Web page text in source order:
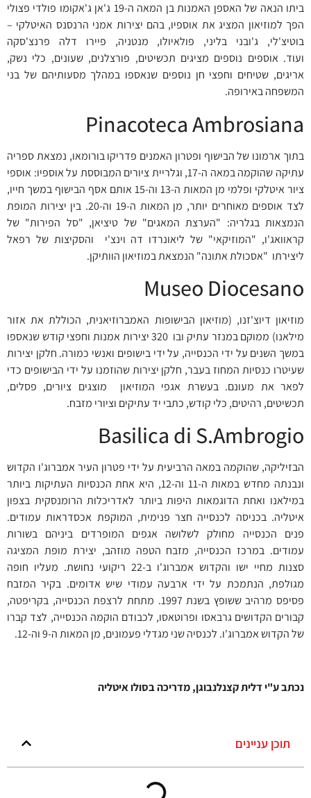
ביתו הנאה של האספן האמנות בן המאה ה-19 ג'אן ג'אקומו פולדי פצולי
הפך למוזיאון המציג את אוספיו, בהם יצירות אמני הרנסנס האיטלקי –
בוטיצ'לי, ג'ובני בליני, פולאיולו, מנטניה, פיירו דלה פרנצ'סקה
ועוד. אוספים נוספים מציגים תכשיטים, פורצלנים, שעונים, כלי נשק,
אריגים, שטיחים וחפצי חן נוספים שנאספו במהלך מסעותיהם של בני
המשפחה באירופה.
Pinacoteca Ambrosiana
בתוך ארמונו של הבישוף ופטרון האמנים פדריקו בורומאו, נמצאת ספריה
עתיקה שהוקמה במאה ה-17, וגלריית ציורים המבוססת על אוספיו: אוספי
ציור איטלקי ופלמי מן המאות ה-13 וה-15 אותם אסף הבישוף במשך חייו,
לצד אוספים מאוחרים יותר, מן המאות ה-19 וה-20. בין יצירות המופת
הנמצאות בגלריה: "הערצת המאגים" של טיציאן, "סל הפירות" של
קראוואג'ו, "המוזיקאי" של ליאונרדו דה וינצ'י והסקיצות של רפאל
ליצירתו "אסכולת אתונה" הנמצאת במוזיאון הוותיקן.
Museo Diocesano
מוזיאון דיוצ'זנו, (מוזיאון הבישופות האמברוזיאנית, הכוללת את אזור
מילאנו) ממוקם במנזר עתיק ובו 320 יצירות אמנות וחפצי קודש שנאספו
במשך השנים על ידי הכנסייה, על ידי בישופים ואנשי כמורה. חלקן יצירות
שעיטרו כנסיות המחוז בעבר, חלקן יצירות שהוזמנו על ידי הבישופים כדי
לפאר את מעונם. בעשרת אגפי המוזיאון מוצגים ציורים, פסלים,
תכשיטים, רהיטים, כלי קודש, כתבי יד עתיקים וציורי מזבח.
Basilica di S.Ambrogio
הבזיליקה, שהוקמה במאה הרביעית על ידי פטרון העיר אמברוג'ו הקדוש
ונבנתה מחדש במאות ה-11 וה-12, היא אחת הכנסיות העתיקות ביותר
במילאנו ואחת הדוגמאות היפות ביותר לאדריכלות הרומנסקית בצפון
איטליה. בכניסה לכנסייה חצר פנימית, המוקפת אכסדראות עמודים.
פנים הכנסייה מחולק לשלושה אגפים המופרדים ביניהם בשורות
עמודים. במרכז הכנסייה, מזבח הטפה מוזהב, יצירת מופת המציגה
סצנות מחיי ישו והקדוש אמברוג'ו ב-22 ריקועי נחושת. מעליו חופה
מגולפת, הנתמכת על ידי ארבעה עמודי שיש אדומים. בקיר המזבח
פסיפס מרהיב ששופץ בשנת 1997. מתחת לרצפת הכנסייה, בקריפטה,
קבורים הקדושים גרבאסו ופרוטאסו, לכבודם הוקמה הכנסייה, לצד קברו
של הקדוש אמברוג'ו. לכנסיה שני מגדלי פעמונים, מן המאות ה-9 וה-12.
נכתב ע"י דלית קצנלנבוגן, מדריכה בסולו איטליה
תוכן עניינים